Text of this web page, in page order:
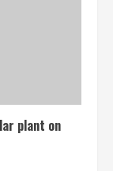
plant on